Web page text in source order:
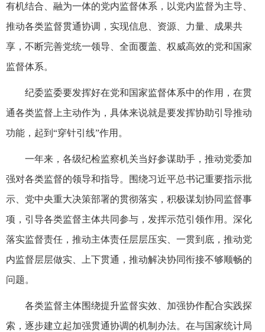
有机结合、融为一体的党内监督体系，以党内监督为主导、
推动各类监督贯通协调，实现信息、资源、力量、成果共
享，不断完善党统一领导、全面覆盖、权威高效的党和国家
监督体系。
纪委监委要发挥好在党和国家监督体系中的作用，在贯
通各类监督上主动作为，具体来说就是要发挥协助引导推动
功能，起到“穿针引线”作用。
一年来，各级纪检监察机关当好参谋助手，推动党委加
强对各类监督的领导和指导。围绕习近平总书记重要指示批
示、党中央重大决策部署的贯彻落实，积极谋划协同监督事
项，引导各类监督主体共同参与，发挥示范引领作用。深化
落实监督责任，推动主体责任层层压实、一贯到底，推动党
内监督层层做实、上下贯通，推动解决协同衔接不够顺畅的
问题。
各类监督主体围绕提升监督实效、加强协作配合实践探
索，逐步建立起加强贯通协调的机制办法。在与国家统计局